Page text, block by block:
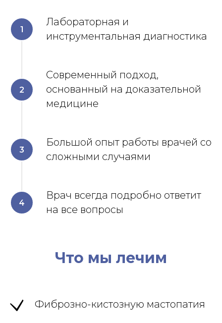
Лабораторная и
инструментальная диагностика
Современный подход,
основанный на доказательной
медицине
Большой опыт работы врачей со
сложными случаями
Врач всегда подробно ответит
на все вопросы
Что мы лечим
Фиброзно-кистозную мастопатия